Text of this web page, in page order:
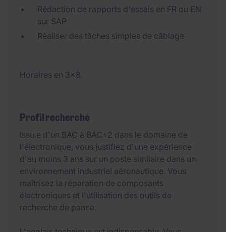
Rédaction de rapports d'essais en FR ou EN
sur SAP
Réaliser des tâches simples de câblage
Horaires en 3x8.
Profil recherché
Issu.e d'un BAC à BAC+2 dans le domaine de
l'électronique, vous justifiez d'une expérience
d'au moins 3 ans sur un poste similaire dans un
environnement industriel aéronautique. Vous
maîtrisez la réparation de composants
électroniques et l'utilisation des outils de
recherche de panne.